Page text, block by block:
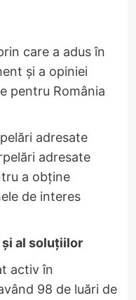
care a adus în
și a opiniei
pentru România
adresate
adresate
a obține
de interes
al soluțiilor
activ în
98 de luări de